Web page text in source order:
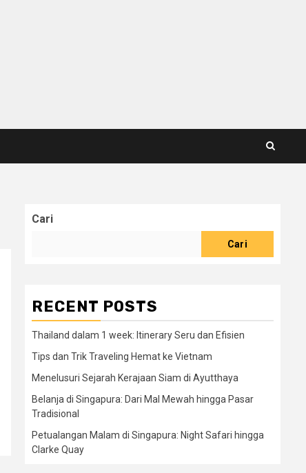
Cari
Cari
RECENT POSTS
Thailand dalam 1 week: Itinerary Seru dan Efisien
Tips dan Trik Traveling Hemat ke Vietnam
Menelusuri Sejarah Kerajaan Siam di Ayutthaya
Belanja di Singapura: Dari Mal Mewah hingga Pasar
Tradisional
Petualangan Malam di Singapura: Night Safari hingga
Clarke Quay